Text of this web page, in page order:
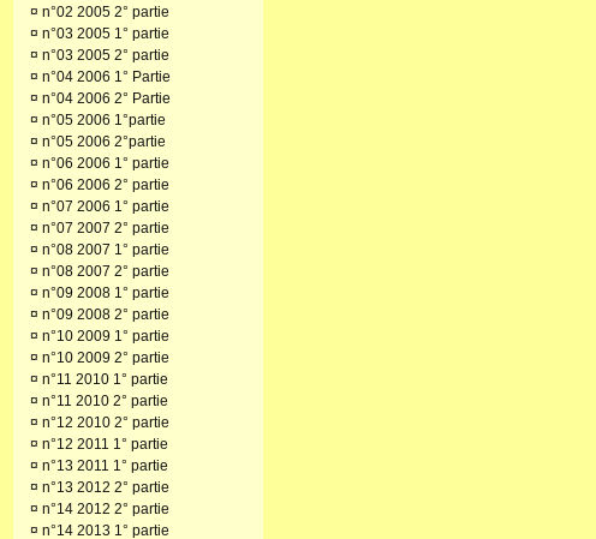
¤ n°02 2005 2° partie
¤ n°03 2005 1° partie
¤ n°03 2005 2° partie
¤ n°04 2006 1° Partie
¤ n°04 2006 2° Partie
¤ n°05 2006 1°partie
¤ n°05 2006 2°partie
¤ n°06 2006 1° partie
¤ n°06 2006 2° partie
¤ n°07 2006 1° partie
¤ n°07 2007 2° partie
¤ n°08 2007 1° partie
¤ n°08 2007 2° partie
¤ n°09 2008 1° partie
¤ n°09 2008 2° partie
¤ n°10 2009 1° partie
¤ n°10 2009 2° partie
¤ n°11 2010 1° partie
¤ n°11 2010 2° partie
¤ n°12 2010 2° partie
¤ n°12 2011 1° partie
¤ n°13 2011 1° partie
¤ n°13 2012 2° partie
¤ n°14 2012 2° partie
¤ n°14 2013 1° partie